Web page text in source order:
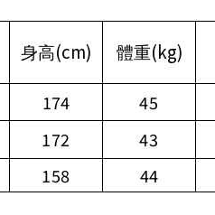
身高(cm) 體重(kg)
174
45
172
43
158 44